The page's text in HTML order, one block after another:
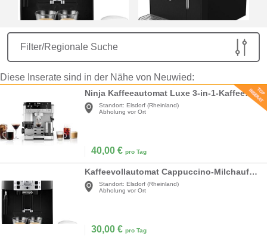
Filter/Regionale Suche
Diese Inserate sind in der Nähe von Neuwied:
Ninja Kaffeeautomat Luxe 3-in-1-Kaffeemaschine mit Mahlwerk und Aufschäumer für Latte Cappuccino
Standort: Elsdorf (Rheinland)
Abholung vor Ort
40,00 € pro Tag
Kaffeevollautomat Cappuccino-Milchaufschäumdüse Espresso-Direktwahltasten 2-Tassen-Funktion 1,8l
Standort: Elsdorf (Rheinland)
Abholung vor Ort
30,00 € pro Tag